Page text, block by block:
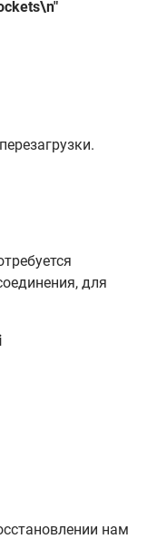
для
нам